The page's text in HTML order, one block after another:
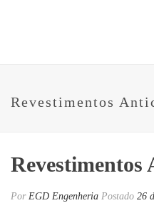
Revestimentos
Revestimentos
Por EGD Engenheria Postado 26